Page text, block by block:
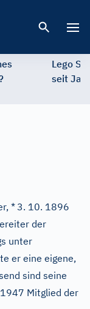
Lego
seit
*3. 10. 1896
der
unter
er eine eigene,
sind seine
Mitglied der